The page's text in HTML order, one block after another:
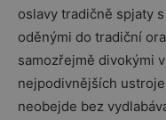
oslavy tradičně spjaty
oděnými do tradiční
samozřejmě divokými
nejpodivnějších
neobejde bez